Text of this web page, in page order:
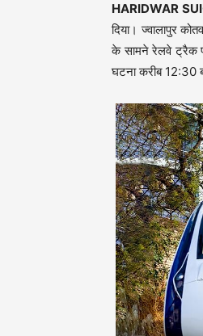
HARIDWAR
दिया। ज्वालापुर
के सामने रेलवे ट्रैक
घटना करीब 12:30